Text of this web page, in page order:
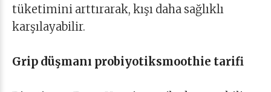
tüketimini arttırarak, kışı daha sağlıklı
karşılayabilir.
Grip düşmanı probiyotiksmoothie tarifi